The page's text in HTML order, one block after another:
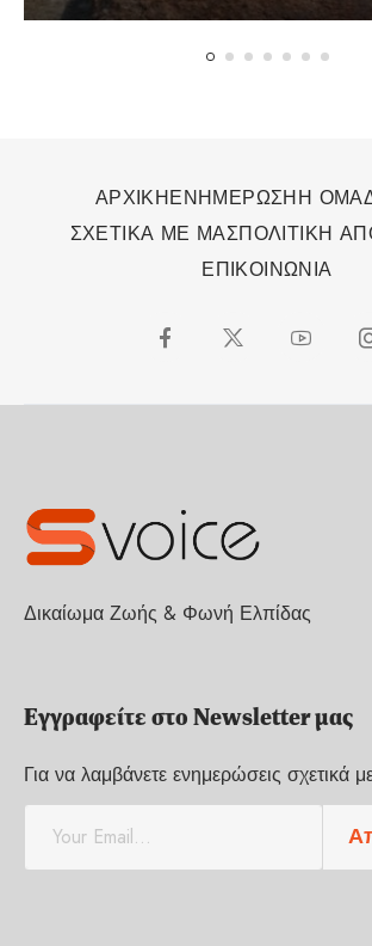
ΑΡΧΙΚΗΕΝΗΜΕΡΩΣΗΗ
ΣΧΕΤΙΚΑ ΜΕ ΜΑΣΠΟΛΙΤΙΚΗ
ΕΠΙΚΟΙΝΩΝΙΑ
Δικαίωμα Ζωής & Φωνή Ελπίδας
Εγγραφείτε στο Newsletter μας
Για να λαμβάνετε ενημερώσεις σχετικά
a